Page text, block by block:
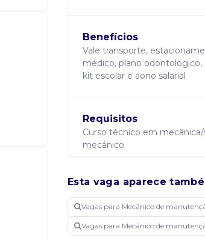
Benefícios
Vale transporte,
médico, plano odontologico,
kit escolar e aono salarial
Requisitos
Curso técnico em
mecânico
Atribuições
Auxiliar na execução dos
corretiva em todos os
seu adequado
Esta vaga aparece
Vagas para Mecânico de
Vagas para Mecânico de